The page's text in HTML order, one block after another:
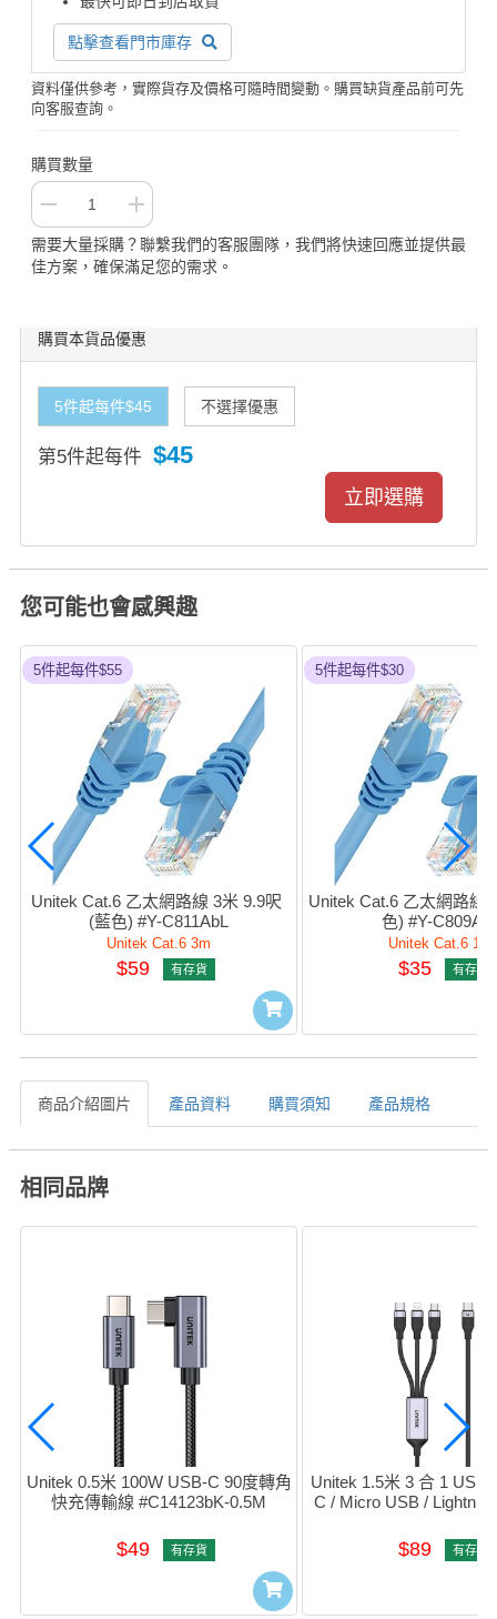
點擊查看門市庫存
資料僅供參考，實際貨存及價格可隨時間變動。購買缺貨產品前可先
向客服查詢。
購買數量
需要大量採購？聯繫我們的客服團隊，我們將快速回應並提供最
佳方案，確保滿足您的需求。
購買本貨品優惠
5件起每件$45 不選擇優惠
第5件起每件 $45
您可能也會感興趣
5件起每件$55
Unitek Cat.6 乙太網路線 3米 9.9呎
(藍色) #Y-C811AbL
Unitek Cat.6 3m
$59 有存貨
5件起每件$30
Unitek Cat.6 乙太網路線
色) #Y-
Unitek Cat.6 1m
$35 有存貨
商品介紹圖片 產品資料 購買須知 產品規格
相同品牌
Unitek 0.5米 100W USB-C 90度轉角
快充傳輸線 #C14123bK-0.5M
$49 有存貨
Unitek 1.5米 3 合 1
C / Micro USB /
$89 有存貨